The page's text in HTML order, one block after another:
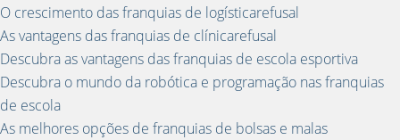
O crescimento das franquias de logísticarefusal
As vantagens das franquias de clínicarefusal
Descubra as vantagens das franquias de escola esportiva
Descubra o mundo da robótica e programação nas franquias
de escola
As melhores opções de franquias de bolsas e malas